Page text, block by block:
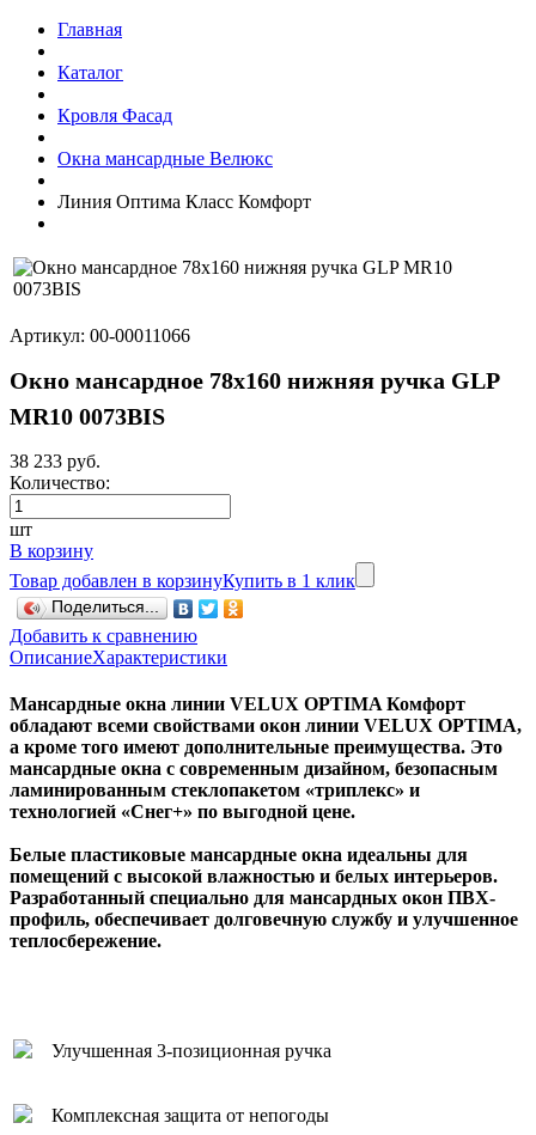
Главная
Каталог
Кровля Фасад
Окна мансардные Велюкс
Линия Оптима Класс Комфорт
Артикул: 00-00011066
Окно мансардное 78x160 нижняя ручка GLP
MR10 0073BIS
38 233 руб.
Количество:
шт
В корзину
Товар добавлен в корзинуКупить в 1 клик
Поделиться...
Добавить к сравнению
ОписаниеХарактеристики
Мансардные окна линии VELUX OPTIMA Комфорт
обладают всеми свойствами окон линии VELUX OPTIMA,
а кроме того имеют дополнительные преимущества. Это
мансардные окна с современным дизайном, безопасным
ламинированным стеклопакетом «триплекс» и
технологией «Снег+» по выгодной цене.
Белые пластиковые мансардные окна идеальны для
помещений с высокой влажностью и белых интерьеров.
Разработанный специально для мансардных окон ПВХ-
профиль, обеспечивает долговечную службу и улучшенное
теплосбережение.
Улучшенная 3-позиционная ручка
Комплексная защита от непогоды